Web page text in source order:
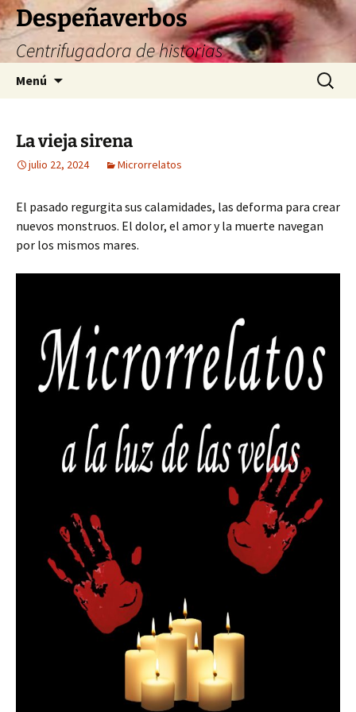
Saltar
al
contenido
Despeñaverbos
Centrifugadora de historias
Menú Buscar:
La vieja sirena
julio 22, 2024 Microrrelatos
El pasado regurgita sus calamidades, las deforma para crear
nuevos monstruos. El dolor, el amor y la muerte navegan
por los mismos mares.